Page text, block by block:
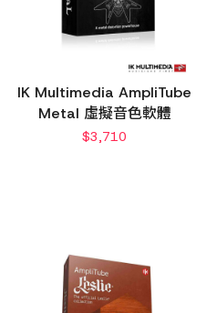
IK Multimedia AmpliTube
Metal 虛擬音色軟體
$3,710